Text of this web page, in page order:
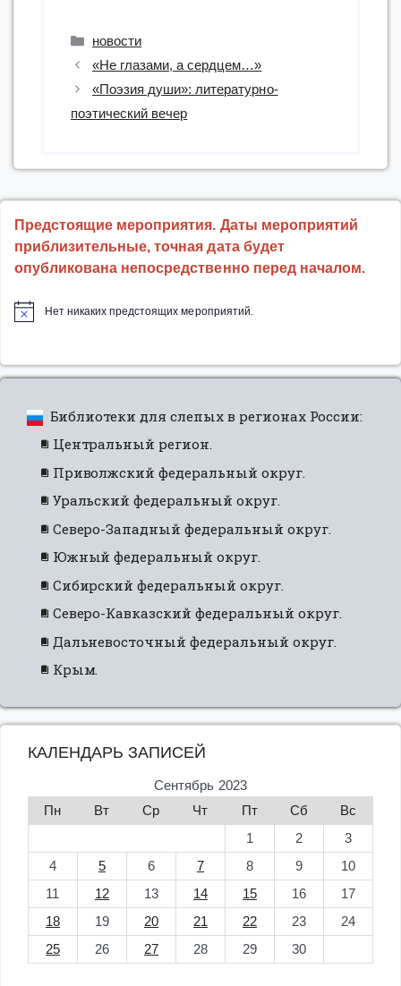
Рубрики
новости
«Не глазами, а сердцем…»
«Поэзия души»: литературно-
поэтический вечер
Предстоящие мероприятия. Даты мероприятий
приблизительные, точная дата будет
опубликована непосредственно перед началом.
Нет никаких предстоящих мероприятий.
Библиотеки для слепых в регионах России:
Центральный регион.
Приволжский федеральный округ.
Уральский федеральный округ.
Северо-Западный федеральный округ.
Южный федеральный округ.
Сибирский федеральный округ.
Северо-Кавказский федеральный округ.
Дальневосточный федеральный округ.
Крым.
КАЛЕНДАРЬ ЗАПИСЕЙ
Сентябрь 2023
Пн
Вт Ср Чт Пт Сб
Вс
1
2
3
4
5 6 7 8 9
10
11
12 13 14 15 16
17
18
19 20 21 22 23
24
25
26 27 28 29 30